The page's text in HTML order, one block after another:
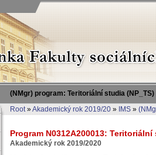
(NMgr) program: Teritoriální studia
Root»Akademický rok 2019/20 » IMS »
Program N0312A200013:
Akademický rok 2019/2020